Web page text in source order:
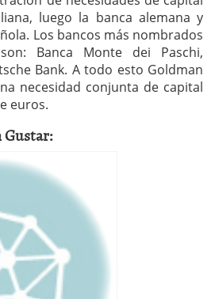
luego la banca alemana y
Los bancos más nombrados
Banca Monte dei Paschi,
Bank. A todo esto Goldman
necesidad conjunta de capital
euros.
Gustar: